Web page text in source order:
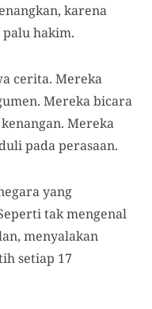
karena
hakim.
cerita. Mereka
Mereka bicara
Mereka
pada perasaan.
yang
tak mengenal
menyalakan
setiap 17